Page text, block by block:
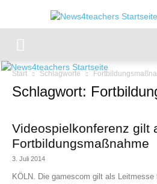
Start Schlagworte
Schlagwort:
Videospielkonferenz gilt
Fortbildungsmaßnahme
3. Juli 2014
KÖLN. Die gamescom gilt als Leitmesse